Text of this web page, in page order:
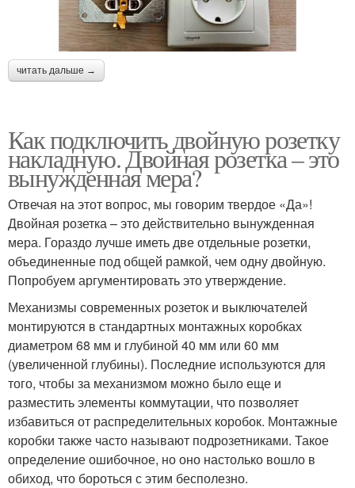
читать дальше →
Как подключить двойную розетку
накладную. Двойная розетка – это
вынужденная мера?
Отвечая на этот вопрос, мы говорим твердое «Да»!
Двойная розетка – это действительно вынужденная
мера. Гораздо лучше иметь две отдельные розетки,
объединенные под общей рамкой, чем одну двойную.
Попробуем аргументировать это утверждение.
Механизмы современных розеток и выключателей
монтируются в стандартных монтажных коробках
диаметром 68 мм и глубиной 40 мм или 60 мм
(увеличенной глубины). Последние используются для
того, чтобы за механизмом можно было еще и
разместить элементы коммутации, что позволяет
избавиться от распределительных коробок. Монтажные
коробки также часто называют подрозетниками. Такое
определение ошибочное, но оно настолько вошло в
обиход, что бороться с этим бесполезно.